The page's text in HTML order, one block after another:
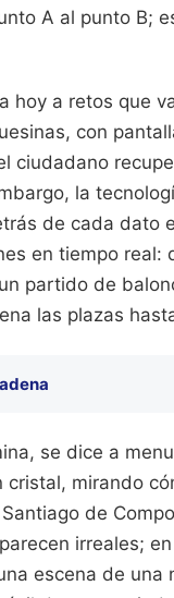
A al punto B;
hoy a retos que
con
ciudadano
la
de cada dato
en tiempo real:
partido de
las plazas
se dice a
mirando
de
irreales;
escena de una